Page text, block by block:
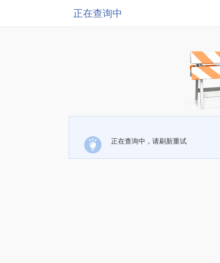
正在查询中
正在查询中，请刷新重试